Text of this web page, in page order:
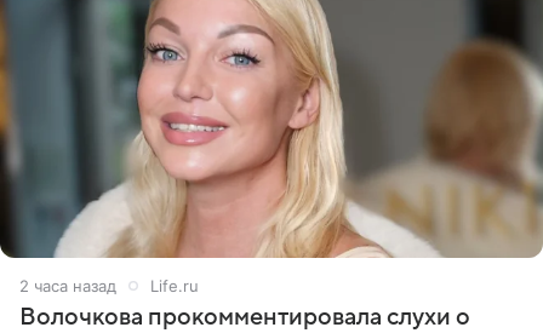
2 часа назад Life.ru
Волочкова прокомментировала слухи о